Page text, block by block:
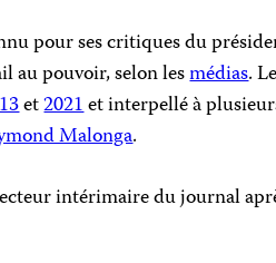
pour ses critiques du
au pouvoir, selon lesmédias.
et2021et interpellé à
Malonga.
intérimaire du journal